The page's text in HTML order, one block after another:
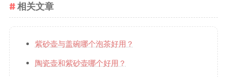
相关文章
紫砂壶与盖碗哪个泡茶好用？
陶瓷壶和紫砂壶哪个好用？